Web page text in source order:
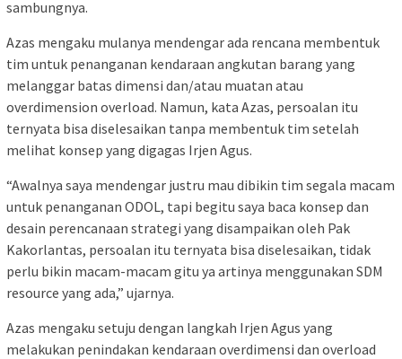
sambungnya.
Azas mengaku mulanya mendengar ada rencana membentuk
tim untuk penanganan kendaraan angkutan barang yang
melanggar batas dimensi dan/atau muatan atau
overdimension overload. Namun, kata Azas, persoalan itu
ternyata bisa diselesaikan tanpa membentuk tim setelah
melihat konsep yang digagas Irjen Agus.
“Awalnya saya mendengar justru mau dibikin tim segala macam
untuk penanganan ODOL, tapi begitu saya baca konsep dan
desain perencanaan strategi yang disampaikan oleh Pak
Kakorlantas, persoalan itu ternyata bisa diselesaikan, tidak
perlu bikin macam-macam gitu ya artinya menggunakan SDM
resource yang ada,” ujarnya.
Azas mengaku setuju dengan langkah Irjen Agus yang
melakukan penindakan kendaraan overdimensi dan overload